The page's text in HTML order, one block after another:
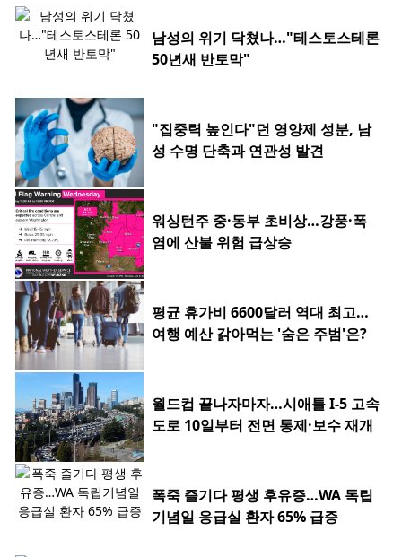
남성의 위기 닥쳤나…"테스토스테론
50년새 반토막"
"집중력 높인다"던 영양제 성분, 남
성 수명 단축과 연관성 발견
워싱턴주 중·동부 초비상…강풍·폭
염에 산불 위험 급상승
평균 휴가비 6600달러 역대 최고…
여행 예산 갉아먹는 '숨은 주범'은?
월드컵 끝나자마자…시애틀 I-5 고속
도로 10일부터 전면 통제·보수 재개
폭죽 즐기다 평생 후유증…WA 독립
기념일 응급실 환자 65% 급증